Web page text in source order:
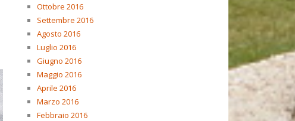
Ottobre 2016
Settembre 2016
Agosto 2016
Luglio 2016
Giugno 2016
Maggio 2016
Aprile 2016
Marzo 2016
Febbraio 2016